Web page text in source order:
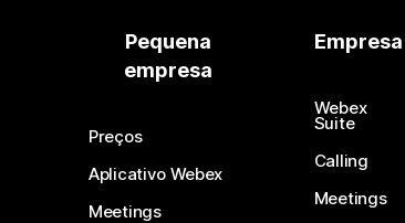
Pequena
empresa
Preços
Aplicativo Webex
Meetings
Empresa
Webex
Suite
Calling
Meetings